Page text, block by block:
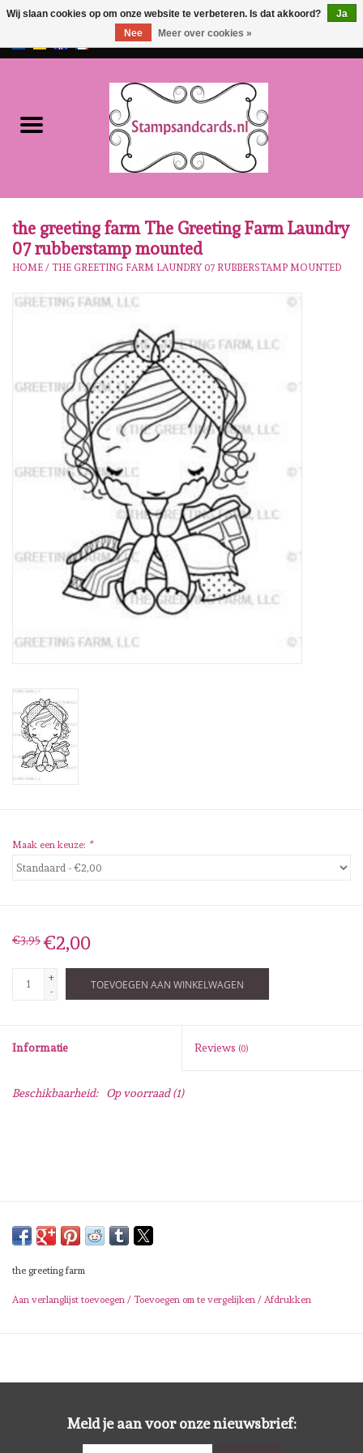
EUR/GBP
NIEUW!!
Crealies
Workshops
Stempelinkt
Stempelaccesoires
Papier (blokjes) &
Embellishments
Embellishment/bedeltjes
Mixed Media
Diversen
Embossingpoeders
Lint
schudmateriaal
Lesia Zgharda
OLO Markers
Impronte D'autore
Siliconen mal
the greeting farm The Greeting Farm Laundry
07 rubberstamp mounted
HOME / THE GREETING FARM LAUNDRY 07 RUBBERSTAMP MOUNTED
Maak een keuze: *
€3,95€2,00
+
-
TOEVOEGEN AAN WINKELWAGEN
Informatie Reviews (0)
Beschikbaarheid: Op voorraad(1)
the greeting farm
Aan verlanglijst toevoegen / Toevoegen om te vergelijken / Afdrukken
Meld je aan voor onze nieuwsbrief:
Wij slaan cookies op om onze website te verbeteren. Is dat akkoord?
Ja
Nee
Meer over cookies »